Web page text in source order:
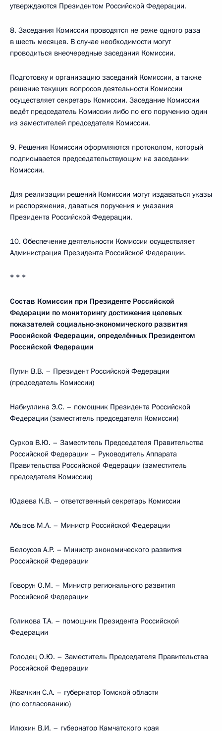
утверждаются Президентом Российской Федерации.
8. Заседания Комиссии проводятся не реже одного раза
в шесть месяцев. В случае необходимости могут
проводиться внеочередные заседания Комиссии.
Подготовку и организацию заседаний Комиссии, а также
решение текущих вопросов деятельности Комиссии
осуществляет секретарь Комиссии. Заседание Комиссии
ведёт председатель Комиссии либо по его поручению один
из заместителей председателя Комиссии.
9. Решения Комиссии оформляются протоколом, который
подписывается председательствующим на заседании
Комиссии.
Для реализации решений Комиссии могут издаваться указы
и распоряжения, даваться поручения и указания
Президента Российской Федерации.
10. Обеспечение деятельности Комиссии осуществляет
Администрация Президента Российской Федерации.
* * *
Состав Комиссии при Президенте Российской
Федерации по мониторингу достижения целевых
показателей социально-экономического развития
Российской Федерации, определённых Президентом
Российской Федерации
Путин В.В. – Президент Российской Федерации
(председатель Комиссии)
Набиуллина Э.С. – помощник Президента Российской
Федерации (заместитель председателя Комиссии)
Сурков В.Ю. – Заместитель Председателя Правительства
Российской Федерации – Руководитель Аппарата
Правительства Российской Федерации (заместитель
председателя Комиссии)
Юдаева К.В. – ответственный секретарь Комиссии
Абызов М.А. – Министр Российской Федерации
Белоусов А.Р. – Министр экономического развития
Российской Федерации
Говорун О.М. – Министр регионального развития
Российской Федерации
Голикова Т.А. – помощник Президента Российской
Федерации
Голодец О.Ю. – Заместитель Председателя Правительства
Российской Федерации
Жвачкин С.А. – губернатор Томской области
(по согласованию)
Илюхин В.И. – губернатор Камчатского края